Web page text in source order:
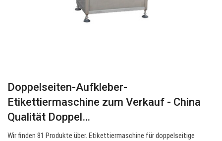
Doppelseiten-Aufkleber-
Etikettiermaschine zum Verkauf - China
Qualität Doppel…
Wir finden 81 Produkte über. Etikettiermaschine für doppelseitige